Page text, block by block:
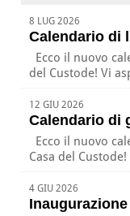
8 LUG 2026
Calendario di
Ecco il nuovo
del Custode! Vi
12 GIU 2026
Calendario di
Ecco il nuovo
Casa del
4 GIU 2026
Inaugurazione